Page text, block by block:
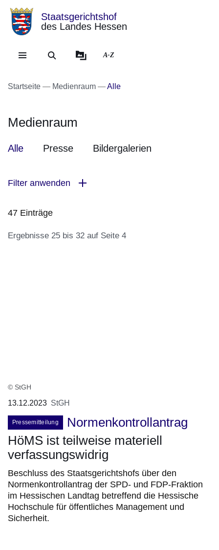
Direkt zum Kopf der
Direkt zum Inhalt
Direkt zum Fuß der
Staatsgerichtshof
des Landes Hessen
A-Z
Startseite Medienraum Alle
Medienraum
Alle Presse Bildergalerien
Filter anwenden
47 Einträge
Ergebnisse 25 bis 32 auf Seite 4
© StGH
13.12.2023 StGH
Pressemitteilung
Normenkontrollantrag
HöMS ist teilweise materiell
verfassungswidrig
Beschluss des Staatsgerichtshofs über den
Normenkontrollantrag der SPD- und FDP-Fraktion
im Hessischen Landtag betreffend die Hessische
Hochschule für öffentliches Management und
Sicherheit.